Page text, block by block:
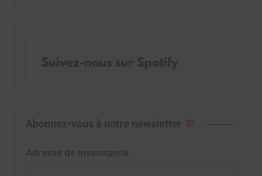
Abonnez-vous à notre newsletter
Adresse de messagerie